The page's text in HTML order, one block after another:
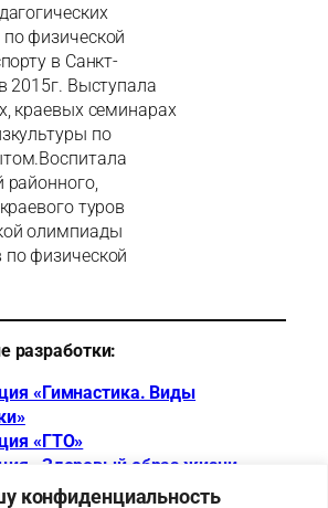
конфиденциальность
физической
в Санкт-
2015г. Выступала
краевых семинарах
по
районного,
туров
олимпиады
физической
разработки:
«Гимнастика. Виды
«ГТО»
«Здоровый образ жизни»